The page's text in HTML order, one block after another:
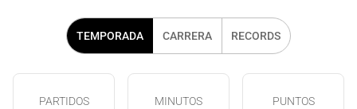
TEMPORADA CARRERA RECORDS
PARTIDOS MINUTOS PUNTOS